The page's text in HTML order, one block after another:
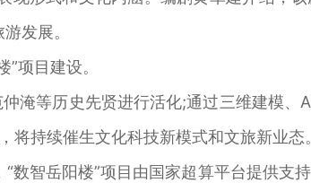
发展。
项目建设。
等历史先贤进行活化;通过三维建模、
持续催生文化科技新模式和文旅新业态。
智岳阳楼”项目由国家超算平台提供支